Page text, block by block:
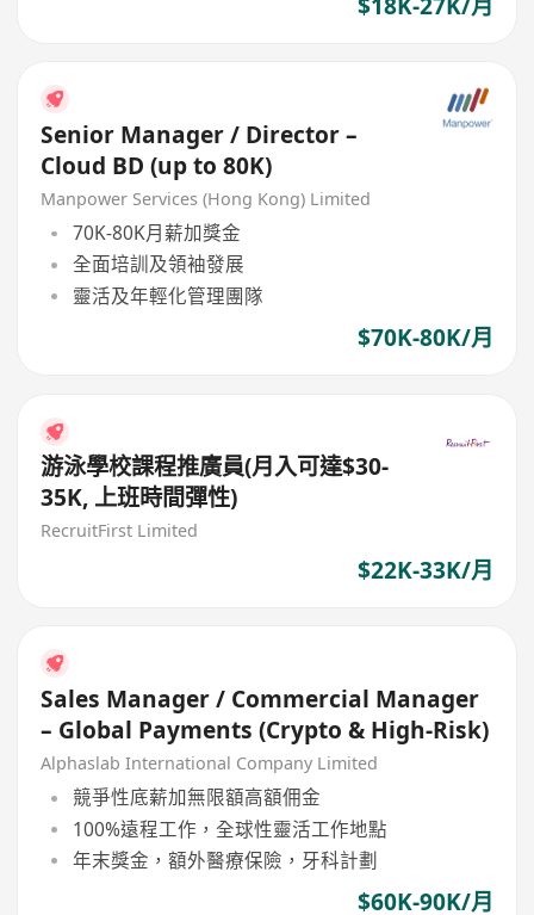
Senior Manager / Director –
Cloud BD (up to 80K)
Manpower Services (Hong Kong) Limited
70K-80K月薪加獎金
全面培訓及領袖發展
靈活及年輕化管理團隊
$70K-80K/月
游泳學校課程推廣員(月入可達$30-
35K, 上班時間彈性)
RecruitFirst Limited
$22K-33K/月
Sales Manager / Commercial Manager
– Global Payments (Crypto & High-Risk)
Alphaslab International Company Limited
競爭性底薪加無限額高額佣金
100%遠程工作，全球性靈活工作地點
年末獎金，額外醫療保險，牙科計劃
$60K-90K/月